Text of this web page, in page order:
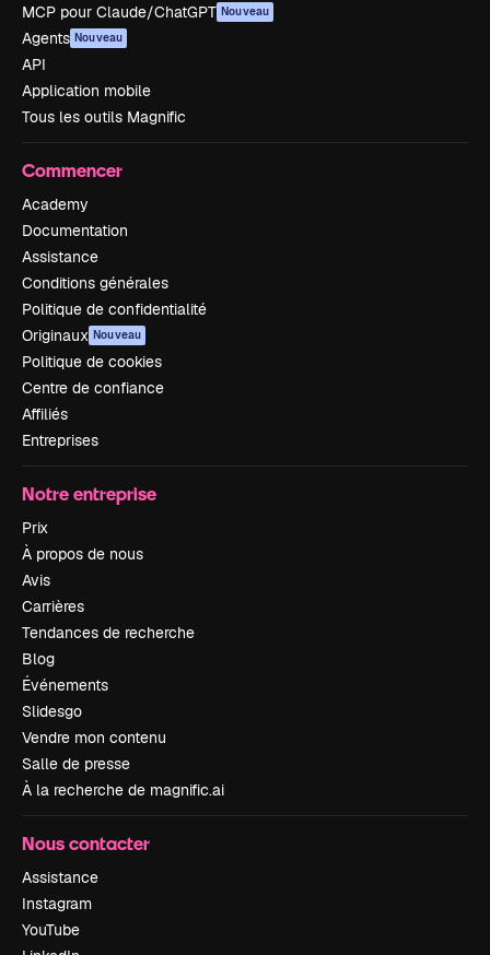
MCP pour Claude/ChatGPT Nouveau
Agents Nouveau
API
Application mobile
Tous les outils Magnific
Commencer
Academy
Documentation
Assistance
Conditions générales
Politique de confidentialité
Originaux Nouveau
Politique de cookies
Centre de confiance
Affiliés
Entreprises
Notre entreprise
Prix
À propos de nous
Avis
Carrières
Tendances de recherche
Blog
Événements
Slidesgo
Vendre mon contenu
Salle de presse
À la recherche de magnific.ai
Nous contacter
Assistance
Instagram
YouTube